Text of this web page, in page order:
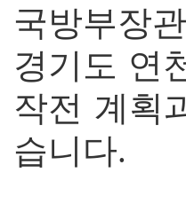
국방부장
경기도 연
작전 계획
습니다.